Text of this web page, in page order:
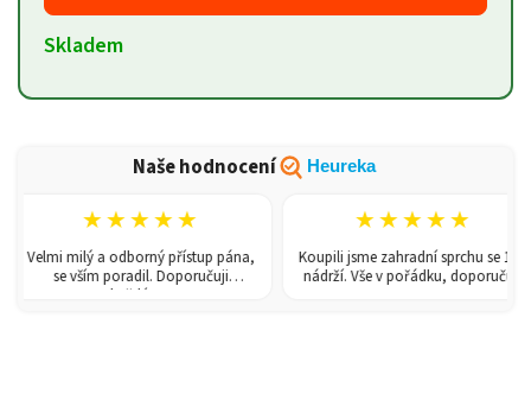
Skladem
Naše hodnocení Heureka
★★★★★
Velmi milý a odborný přístup pána,
se vším poradil. Doporučuji
každému!
★★★★★
Koupili jsme zahradní sprchu se 150l
nádrží. Vše v pořádku, doporučuji.